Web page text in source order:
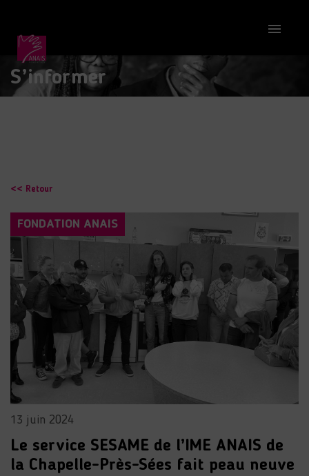

S’informer
<< Retour
FONDATION ANAIS
13 juin 2024
Le service SESAME de l’IME ANAIS de
la Chapelle-Près-Sées fait peau neuve